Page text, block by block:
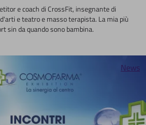
e coach di CrossFit, insegnante di
e teatro e masso terapista. La mia più
sin da quando sono bambina.
News